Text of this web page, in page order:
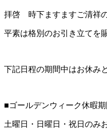
拝啓 時下ますますご清祥
平素は格別のお引き立てを
下記日程の期間中はお休み
■ゴールデンウィーク休暇
土曜日・日曜日・祝日のみ